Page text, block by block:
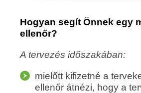
Hogyan segít Önnek egy
ellenőr?
A tervezés időszakában:
mielőtt kifizetné a
ellenőr átnézi, hogy a